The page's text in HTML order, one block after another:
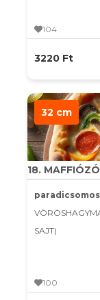
104
3220 Ft
32 cm
18. MAFFIÓZÓ
SAJT)
100